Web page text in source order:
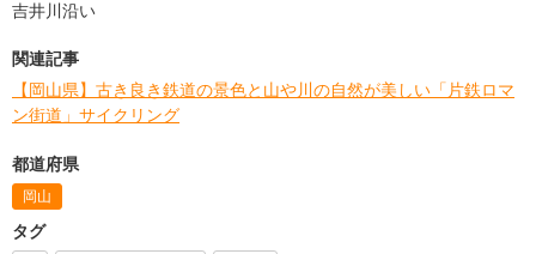
吉井川沿い
関連記事
【岡山県】古き良き鉄道の景色と山や川の自然が美しい「片鉄ロマ
ン街道」サイクリング
都道府県
岡山
タグ